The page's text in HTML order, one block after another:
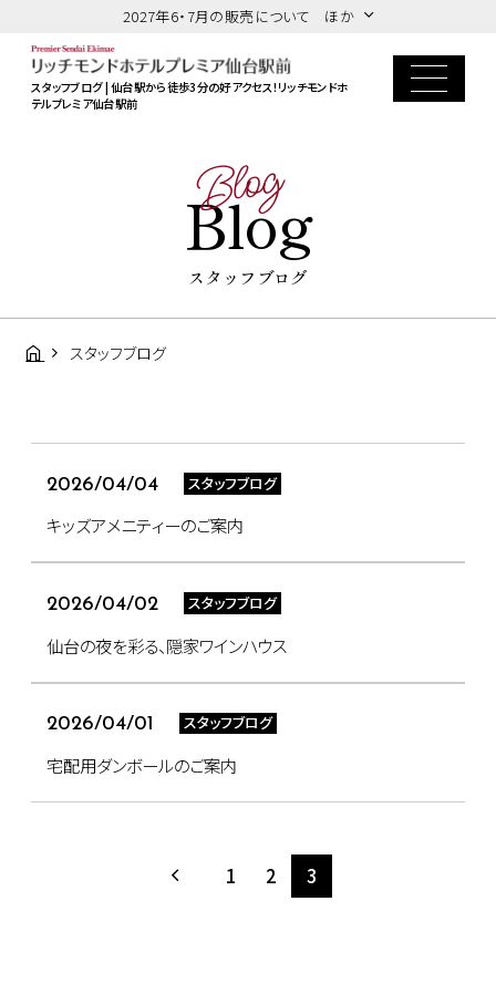
2027年6・7月の販売について ほか
スタッフブログ | 仙台駅から徒歩3分の好アクセス！リッチモンドホ
テルプレミア仙台駅前
Blog
Blog
スタッフブログ
スタッフブログ
2026/04/04 スタッフブログ
キッズアメニティーのご案内
2026/04/02 スタッフブログ
仙台の夜を彩る、隠家ワインハウス
2026/04/01 スタッフブログ
宅配用ダンボールのご案内
1 2 3